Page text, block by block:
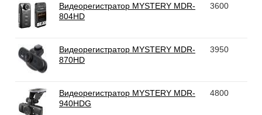
Видеорегистратор MYSTERY MDR-
804HD
3600
Видеорегистратор MYSTERY MDR-
870HD
3950
Видеорегистратор MYSTERY MDR-
940HDG
4800